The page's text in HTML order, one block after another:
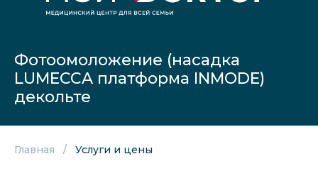
Фотоомоложение (насадка
LUMECCA платформа INMODE)
декольте
Главная Услуги и цены